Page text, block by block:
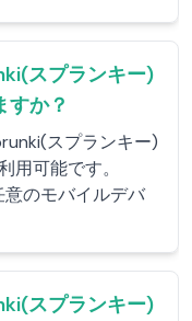
スプランキー)
すか？
スプランキー)
用可能です。
のモバイルデバ
スプランキー)